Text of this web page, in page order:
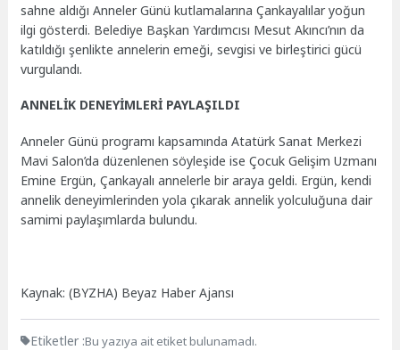
sahne aldığı Anneler Günü kutlamalarına Çankayalılar yoğun
ilgi gösterdi. Belediye Başkan Yardımcısı Mesut Akıncı’nın da
katıldığı şenlikte annelerin emeği, sevgisi ve birleştirici gücü
vurgulandı.
ANNELİK DENEYİMLERİ PAYLAŞILDI
Anneler Günü programı kapsamında Atatürk Sanat Merkezi
Mavi Salon’da düzenlenen söyleşide ise Çocuk Gelişim Uzmanı
Emine Ergün, Çankayalı annelerle bir araya geldi. Ergün, kendi
annelik deneyimlerinden yola çıkarak annelik yolculuğuna dair
samimi paylaşımlarda bulundu.
Kaynak: (BYZHA) Beyaz Haber Ajansı
Etiketler :Bu yazıya ait etiket bulunamadı.